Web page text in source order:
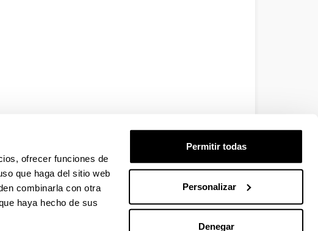
ofrecer funciones de
que haga del sitio web
combinarla con otra
haya hecho de sus
Permitir todas
Personalizar
Denegar